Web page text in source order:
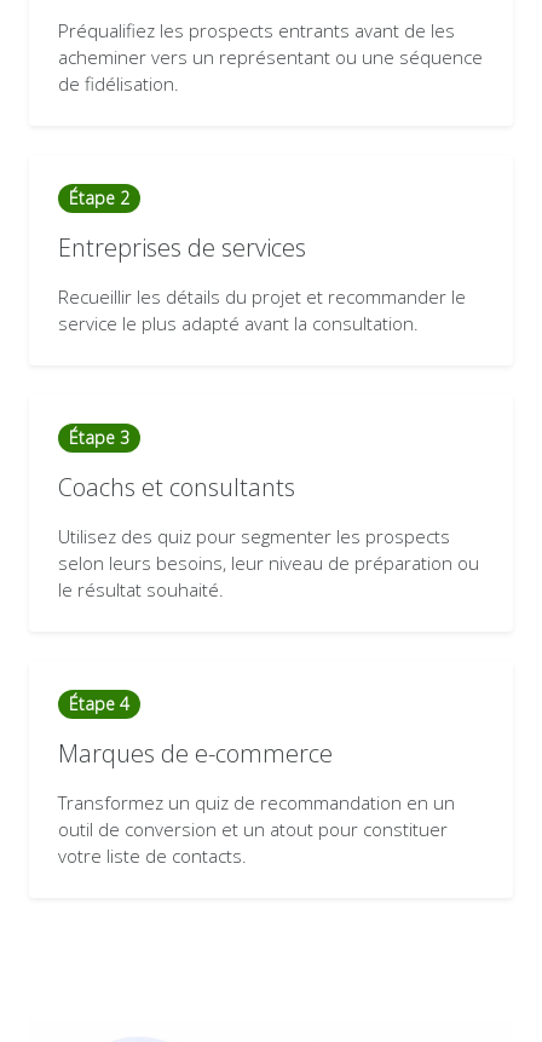
Préqualifiez les prospects entrants avant de les
acheminer vers un représentant ou une séquence
de fidélisation.
Étape 2
Entreprises de services
Recueillir les détails du projet et recommander le
service le plus adapté avant la consultation.
Étape 3
Coachs et consultants
Utilisez des quiz pour segmenter les prospects
selon leurs besoins, leur niveau de préparation ou
le résultat souhaité.
Étape 4
Marques de e-commerce
Transformez un quiz de recommandation en un
outil de conversion et un atout pour constituer
votre liste de contacts.